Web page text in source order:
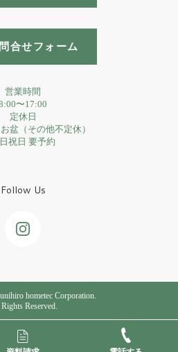
合せフォーム
営業時間
〜17:00
定休日
盆（その他不定休）
祝日 要予約
Follow Us
hometec Corporation.
Reserved.